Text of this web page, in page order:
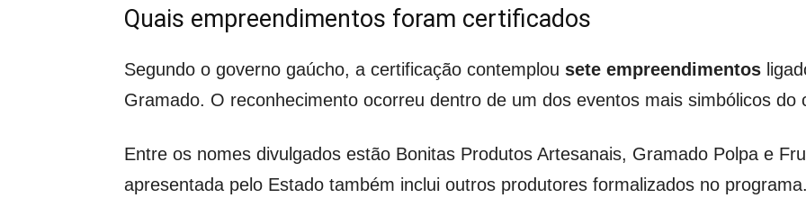
Quais empreendimentos foram certificados
Segundo o governo gaúcho, a certificação contemplou sete empreendimentos
Gramado. O reconhecimento ocorreu dentro de um dos eventos mais simbólicos do
Entre os nomes divulgados estão Bonitas Produtos Artesanais, Gramado Polpa e
apresentada pelo Estado também inclui outros produtores formalizados no programa.